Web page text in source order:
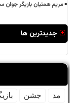
مریم همتیان بازیگر جوان
جدیدترین ها
مد جشن